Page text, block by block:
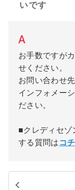
いです
お手数ですが
せください。
お問い合わせ
インフォメー
ださい。
■クレディセゾ
する質問は コ